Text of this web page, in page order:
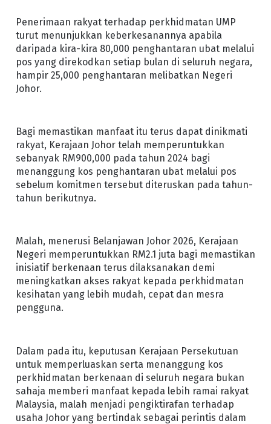
Penerimaan rakyat terhadap perkhidmatan UMP
turut menunjukkan keberkesanannya apabila
daripada kira-kira 80,000 penghantaran ubat melalui
pos yang direkodkan setiap bulan di seluruh negara,
hampir 25,000 penghantaran melibatkan Negeri
Johor.
Bagi memastikan manfaat itu terus dapat dinikmati
rakyat, Kerajaan Johor telah memperuntukkan
sebanyak RM900,000 pada tahun 2024 bagi
menanggung kos penghantaran ubat melalui pos
sebelum komitmen tersebut diteruskan pada tahun-
tahun berikutnya.
Malah, menerusi Belanjawan Johor 2026, Kerajaan
Negeri memperuntukkan RM2.1 juta bagi memastikan
inisiatif berkenaan terus dilaksanakan demi
meningkatkan akses rakyat kepada perkhidmatan
kesihatan yang lebih mudah, cepat dan mesra
pengguna.
Dalam pada itu, keputusan Kerajaan Persekutuan
untuk memperluaskan serta menanggung kos
perkhidmatan berkenaan di seluruh negara bukan
sahaja memberi manfaat kepada lebih ramai rakyat
Malaysia, malah menjadi pengiktirafan terhadap
usaha Johor yang bertindak sebagai perintis dalam